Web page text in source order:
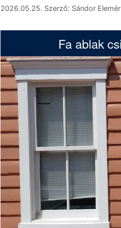
2026.05.25. Szerző: Sándor Elemér